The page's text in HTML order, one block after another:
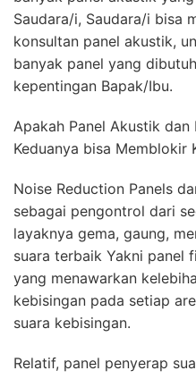
Saudara/i, Saudara/i bisa
konsultan panel akustik,
banyak panel yang
kepentingan Bapak/Ibu.
Apakah Panel Akustik dan
Keduanya bisa Memblokir
Noise Reduction Panels
sebagai pengontrol dari
layaknya gema, gaung,
suara terbaik Yakni panel
yang menawarkan
kebisingan pada setiap
suara kebisingan.
Relatif, panel penyerap